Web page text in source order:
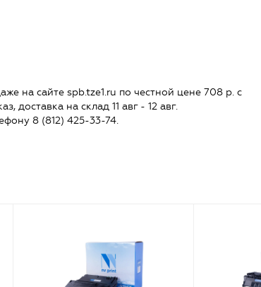
на сайте spb.tze1.ru по честной цене 708 р. с
доставка на склад 11 авг - 12 авг.
8 (812) 425-33-74.